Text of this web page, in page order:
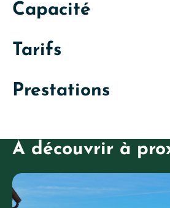
Capacité
Tarifs
Prestations
À découvrir à